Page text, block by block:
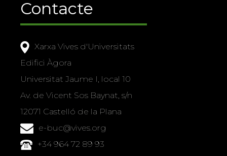
Contacte
Xarxa Vives d'Universitats
Edifici Àgora
Universitat Jaume I, local 10
Av. de Vicent Sos Baynat, s/n
12071 Castelló de la Plana
e-buc@vives.org
+34 964 72 89 93